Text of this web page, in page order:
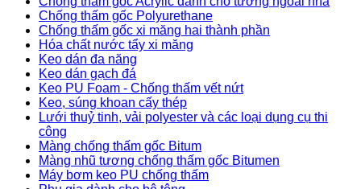
Chống thấm gốc Polyurethane
Chống thấm gốc xi măng hai thành phần
Hóa chất nước tẩy xi măng
Keo dán đa năng
Keo dán gạch đá
Keo PU Foam - Chống thấm vết nứt
Keo, súng khoan cấy thép
Lưới thuỷ tinh, vải polyester và các loại dụng cụ thi
công
Màng chống thấm gốc Bitum
Màng nhũ tương chống thấm gốc Bitumen
Máy bơm keo PU chống thấm